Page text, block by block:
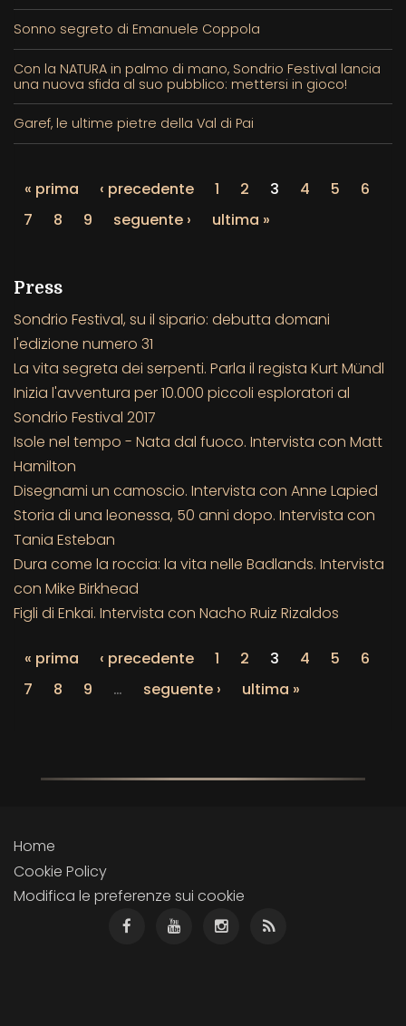
Sonno segreto di Emanuele Coppola
Con la NATURA in palmo di mano, Sondrio Festival lancia
una nuova sfida al suo pubblico: mettersi in gioco!
Garef, le ultime pietre della Val di Pai
« prima ‹ precedente 1 2 3 4 5
6
7
8 9 seguente › ultima »
Press
Sondrio Festival, su il sipario: debutta domani
l'edizione numero 31
La vita segreta dei serpenti. Parla il regista Kurt Mündl
Inizia l'avventura per 10.000 piccoli esploratori al
Sondrio Festival 2017
Isole nel tempo - Nata dal fuoco. Intervista con Matt
Hamilton
Disegnami un camoscio. Intervista con Anne Lapied
Storia di una leonessa, 50 anni dopo. Intervista con
Tania Esteban
Dura come la roccia: la vita nelle Badlands. Intervista
con Mike Birkhead
Figli di Enkai. Intervista con Nacho Ruiz Rizaldos
« prima ‹ precedente 1 2 3 4 5
6
7
8 9 … seguente › ultima »
Home
Cookie Policy
Modifica le preferenze sui cookie